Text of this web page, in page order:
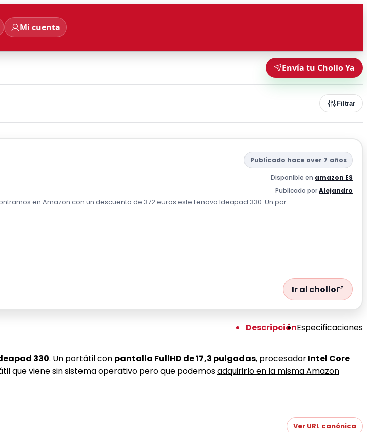
Mi cuenta
Envía tu Chollo Ya
Filtrar
Publicado hace over 7 años
Disponible en amazon ES
Publicado porAlejandro
en Amazon con un descuento de 372 euros este Lenovo Ideapad 330. Un por...
Ir al chollo
DescripciónEspecificaciones
330. Un portátil con pantalla FullHD de 17,3 pulgadas, procesadorIntel Core
que viene sin sistema operativo pero que podemosadquirirlo en la misma Amazon
Ver URL canónica